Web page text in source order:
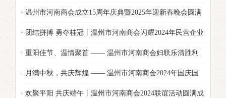
满举行
· 温州市河南商会成立15周年庆典暨2025年迎新春晚会圆满
落幕
· 团结拼搏 勇夺桂冠丨温州市河南商会闪耀2024年民营企业
家节运动会！
· 重阳佳节、温情聚首 —— 温州市河南商会妇联乐清胜利
塘公园茶话会及露营烧烤活动纪实
· 月满中秋，共庆辉煌 —— 温州市河南商会2024年国庆国
秋双节活动精彩纷呈
· 欢聚平阳 共庆端午丨温州市河南商会2024联谊活动圆满成